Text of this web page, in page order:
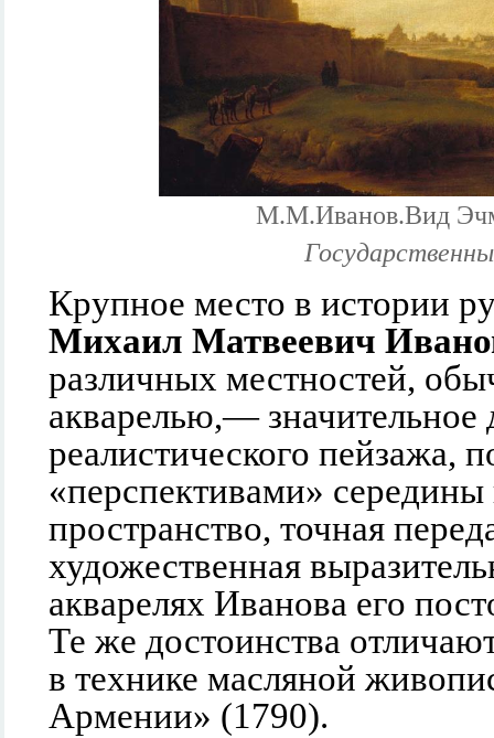
М.М.Иванов.Вид
Крупное место в истории
Михаил Матвеевич
различных местностей,
акварелью,— значительное
реалистического пейзажа,
«перспективами» середины
пространство, точная
художественная
акварелях Иванова его
Те же достоинства
в технике масляной
Армении» (1790).